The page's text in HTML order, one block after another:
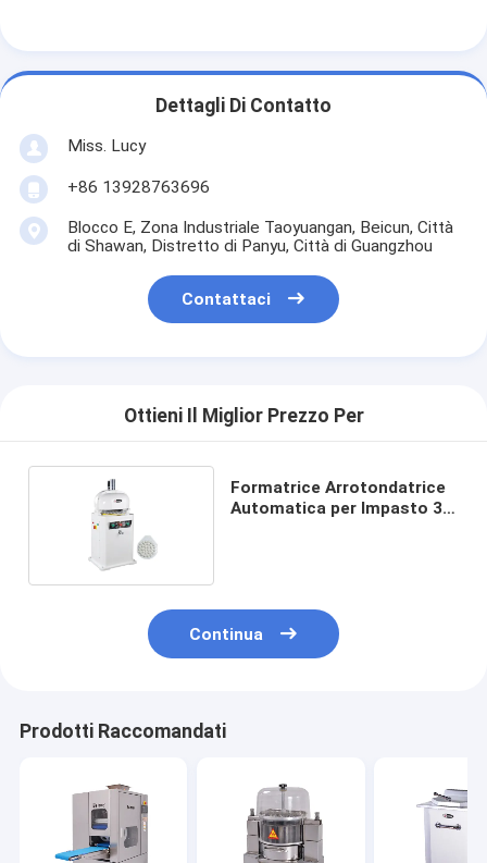
Dettagli Di Contatto
Miss. Lucy
+86 13928763696
Blocco E, Zona Industriale Taoyuangan, Beicun, Città
di Shawan, Distretto di Panyu, Città di Guangzhou
Contattaci
Ottieni Il Miglior Prezzo Per
Formatrice Arrotondatrice
Automatica per Impasto 30
Continua
Prodotti Raccomandati